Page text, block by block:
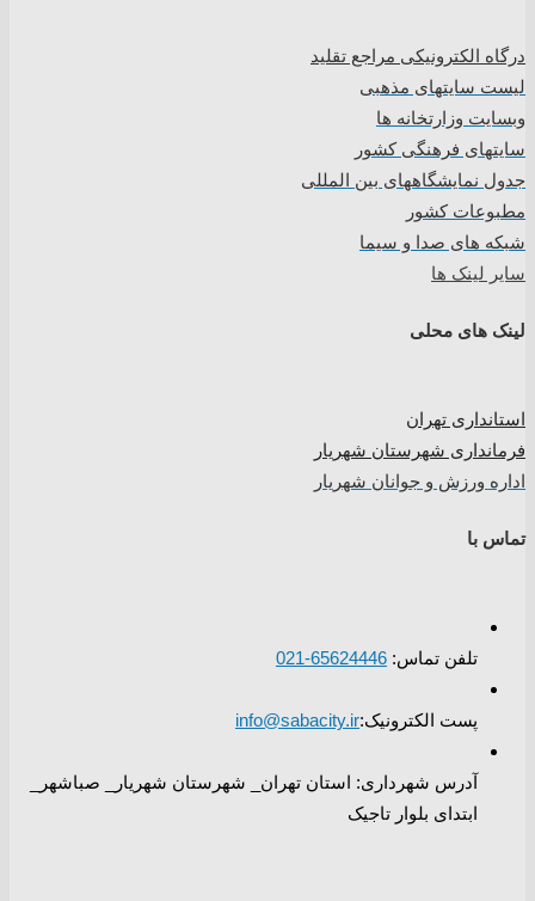
درگاه الکترونیکی مراجع تقلید
لیست سایتهای مذهبی
وبسایت وزارتخانه ها
سایتهای فرهنگی کشور
جدول نمایشگاههای بین المللی
مطبوعات کشور
شبکه های صدا و سیما
سایر لینک ها
لینک های محلی
استانداری تهران
فرمانداری شهرستان شهریار
اداره ورزش و جوانان شهریار
تماس با
تلفن تماس: 65624446-021
پست الکترونیک:info@sabacity.ir
آدرس شهرداری: استان تهران_ شهرستان شهریار_ صباشهر_
ابتدای بلوار تاجیک